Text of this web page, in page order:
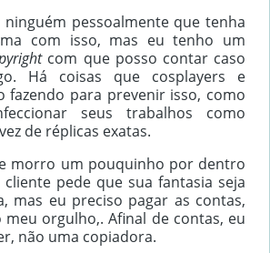
ninguém pessoalmente que tenha
com isso, mas eu tenho um
com que posso contar caso
Há coisas que cosplayers e
fazendo para prevenir isso, como
seus trabalhos como
de réplicas exatas.
morro um pouquinho por dentro
pede que sua fantasia seja
mas eu preciso pagar as contas,
orgulho,. Afinal de contas, eu
não uma copiadora.